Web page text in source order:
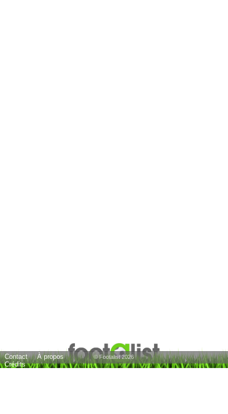
Contact
À propos
Crédits
© Footalist 2026